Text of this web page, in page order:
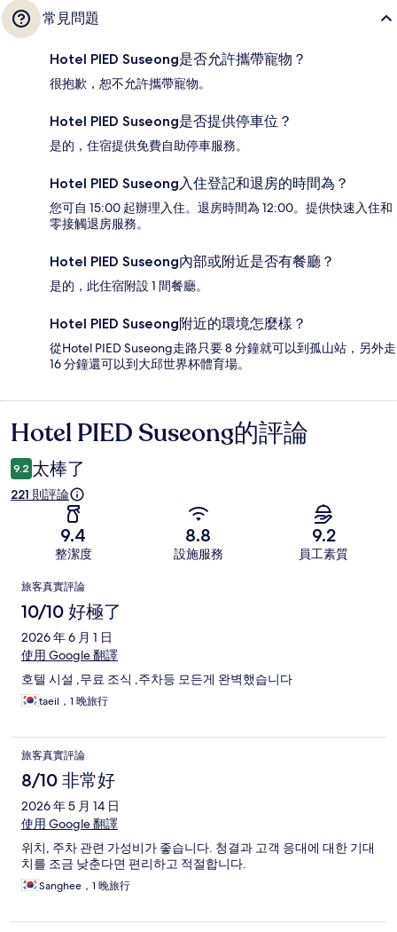
常見問題
Hotel PIED Suseong是否允許攜帶寵物？
很抱歉，恕不允許攜帶寵物。
Hotel PIED Suseong是否提供停車位？
是的，住宿提供免費自助停車服務。
Hotel PIED Suseong入住登記和退房的時間為？
您可自 15:00 起辦理入住。退房時間為 12:00。提供快速入住和
零接觸退房服務。
Hotel PIED Suseong內部或附近是否有餐廳？
是的，此住宿附設 1 間餐廳。
Hotel PIED Suseong附近的環境怎麼樣？
從Hotel PIED Suseong走路只要 8 分鐘就可以到孤山站，另外走
16 分鐘還可以到大邱世界杯體育場。
評
論
Hotel PIED Suseong的評論
9.2 太棒了
221 則評論
9.4
整潔度
8.8
設施服務
9.2
員工素質
評
論
旅客真實評論
10/10 好極了
2026 年 6 月 1 日
使用 Google 翻譯
호텔 시설 ,무료 조식 ,주차등 모든게 완벽했습니다
taeil，1 晚旅行
旅客真實評論
8/10 非常好
2026 年 5 月 14 日
使用 Google 翻譯
위치, 주차 관련 가성비가 좋습니다. 청결과 고객 응대에 대한 기대
치를 조금 낮춘다면 편리하고 적절합니다.
Sanghee，1 晚旅行